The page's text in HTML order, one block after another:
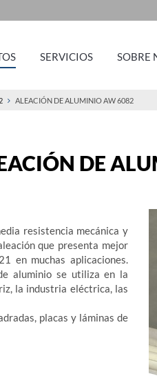
SERVICIOS SOBRE
ALEACIÓN DE ALUMINIO AW 6082
DE
resistencia mecánica y
que presenta mejor
en muchas aplicaciones.
aluminio se utiliza en la
la industria eléctrica, las
placas y láminas de